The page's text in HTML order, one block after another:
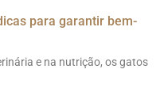
para garantir bem-
e na nutrição, os gatos